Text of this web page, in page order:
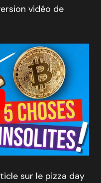
vidéo de
sur le pizza day